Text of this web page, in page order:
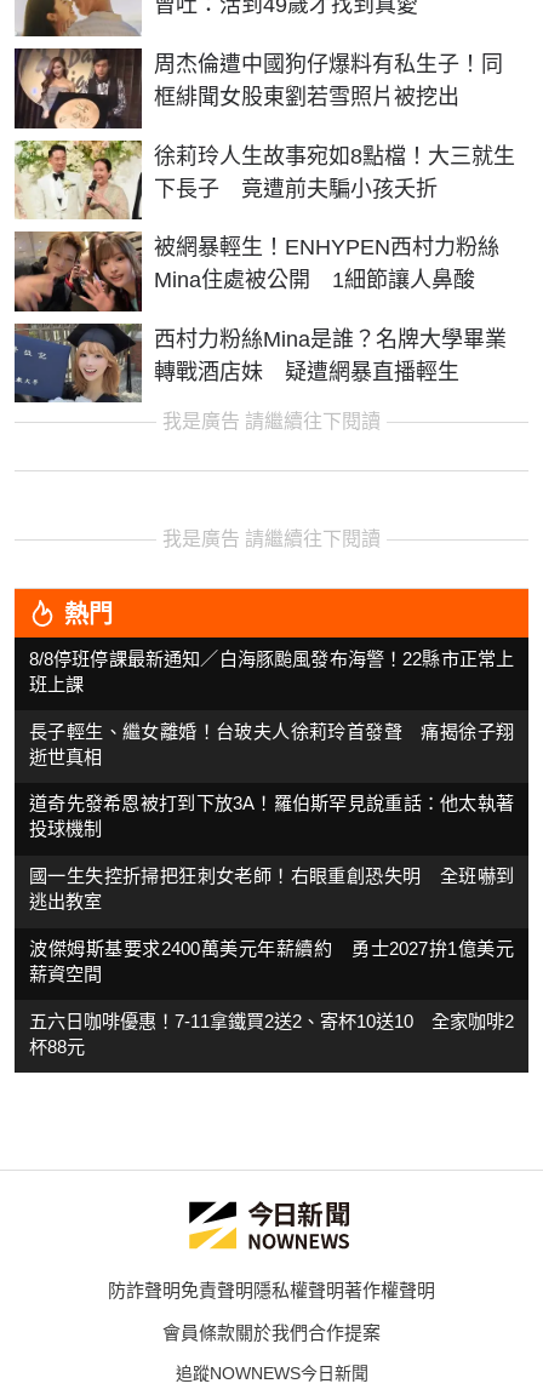
曾吐：活到49歲才找到真愛
周杰倫遭中國狗仔爆料有私生子！同
框緋聞女股東劉若雪照片被挖出
徐莉玲人生故事宛如8點檔！大三就生
下長子 竟遭前夫騙小孩夭折
被網暴輕生！ENHYPEN西村力粉絲
Mina住處被公開 1細節讓人鼻酸
西村力粉絲Mina是誰？名牌大學畢業
轉戰酒店妹 疑遭網暴直播輕生
我是廣告 請繼續往下閱讀
我是廣告 請繼續往下閱讀
熱門
8/8停班停課最新通知／白海豚颱風發布海警！22縣市正常上
班上課
長子輕生、繼女離婚！台玻夫人徐莉玲首發聲 痛揭徐子翔
逝世真相
道奇先發希恩被打到下放3A！羅伯斯罕見說重話：他太執著
投球機制
國一生失控折掃把狂刺女老師！右眼重創恐失明 全班嚇到
逃出教室
波傑姆斯基要求2400萬美元年薪續約 勇士2027拚1億美元
薪資空間
五六日咖啡優惠！7-11拿鐵買2送2、寄杯10送10 全家咖啡2
杯88元
防詐聲明免責聲明隱私權聲明著作權聲明
會員條款關於我們合作提案
追蹤NOWNEWS今日新聞